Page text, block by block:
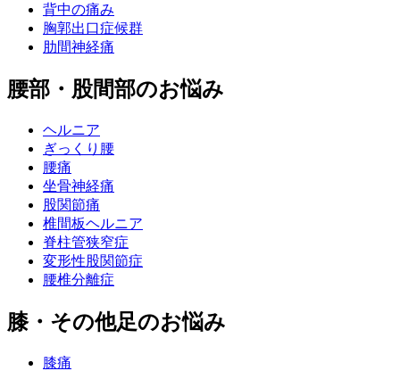
背中の痛み
胸郭出口症候群
肋間神経痛
腰部・股間部のお悩み
ヘルニア
ぎっくり腰
腰痛
坐骨神経痛
股関節痛
椎間板ヘルニア
脊柱管狭窄症
変形性股関節症
腰椎分離症
膝・その他足のお悩み
膝痛